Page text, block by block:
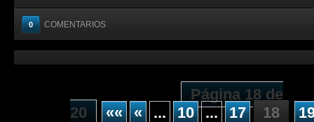
0 COMENTARIOS
Página 18 de
20
«« « ... 10 ... 17 18